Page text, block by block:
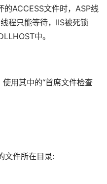
ACCESS文件时，ASP线
程只能等待，IIS被死锁
中。
用其中的“首席文件检查
文件所在目录: